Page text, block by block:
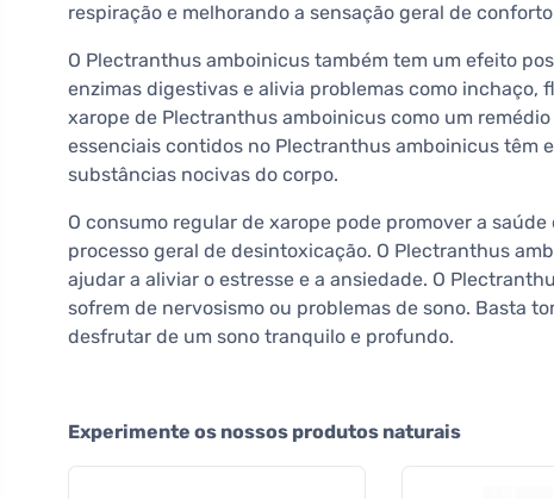
respiração e melhorando a sensação geral de
O Plectranthus amboinicus também tem um efeito
enzimas digestivas e alivia problemas como inchaço,
xarope de Plectranthus amboinicus como um
essenciais contidos no Plectranthus amboinicus têm
substâncias nocivas do corpo.
O consumo regular de xarope pode promover a
processo geral de desintoxicação. O Plectranthus
ajudar a aliviar o estresse e a ansiedade. O
sofrem de nervosismo ou problemas de sono. Basta
desfrutar de um sono tranquilo e profundo.
Experimente os nossos produtos naturais